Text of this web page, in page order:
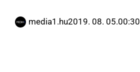
media1.hu2019. 08. 05.00:30